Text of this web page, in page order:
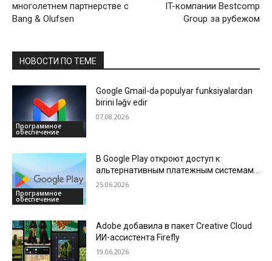
многолетнем партнерстве с
Bang & Olufsen
IT-компании Bestcomp
Group за рубежом
НОВОСТИ ПО ТЕМЕ
Программное
обеспечение
Google Gmail-də populyar funksiyalardan
birini ləğv edir
07.08.2026
Программное
обеспечение
В Google Play откроют доступ к
альтернативным платежным системам,
а также снизят комиссии для
25.06.2026
Adobe добавила в пакет Creative Cloud
ИИ-ассистента Firefly
19.06.2026